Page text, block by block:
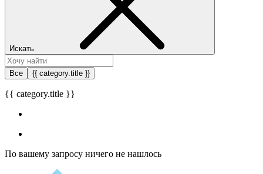
Искать
Все {{ category.title }}
{{ category.title }}
По вашему запросу ничего не нашлось